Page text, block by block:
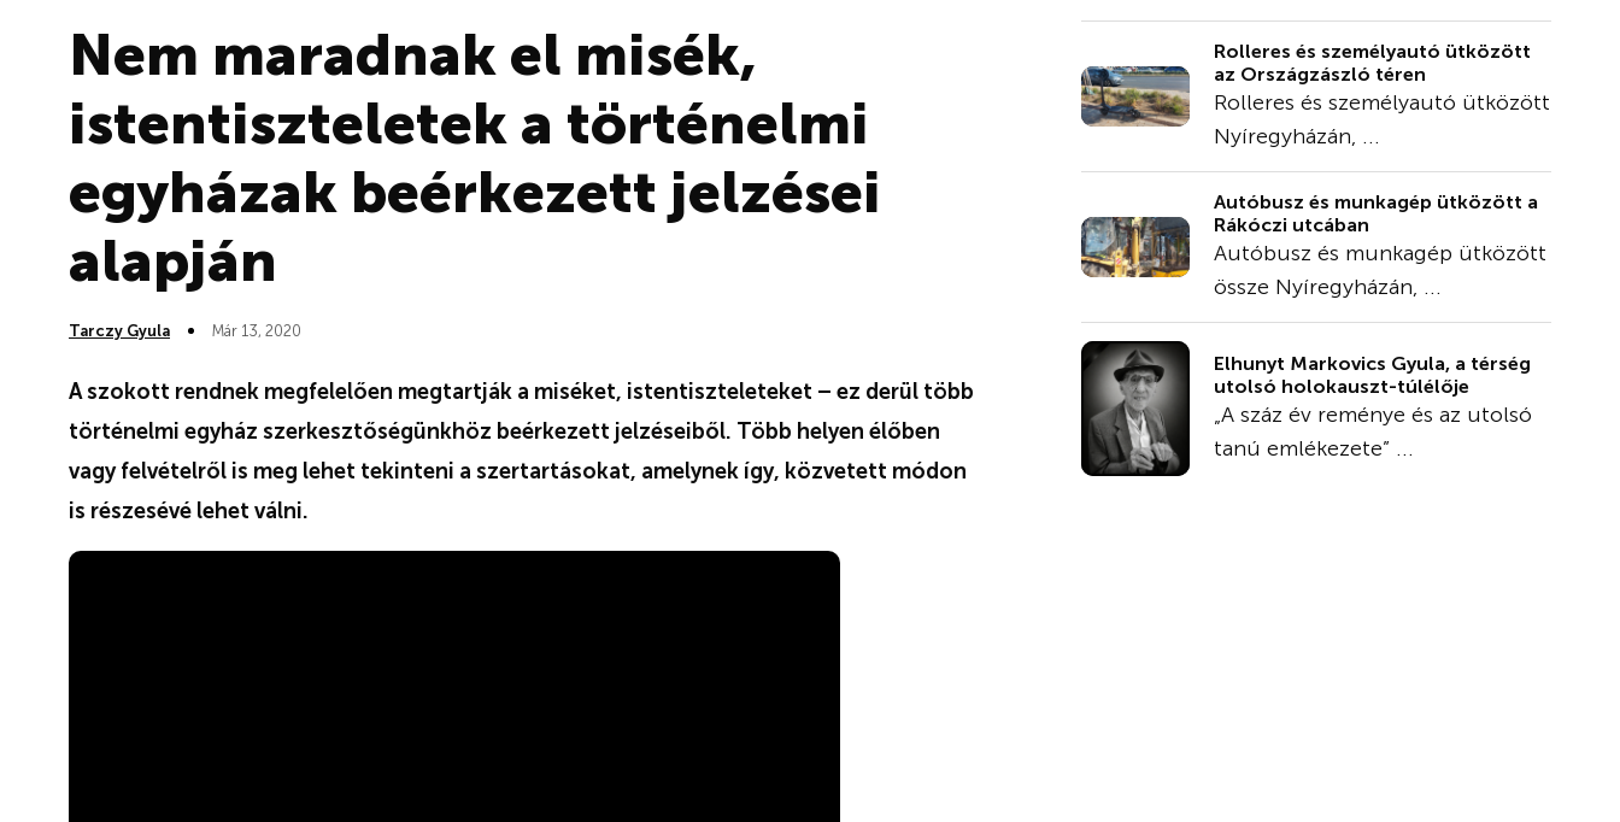
Nem maradnak el misék,
istentiszteletek a történelmi
egyházak beérkezett jelzései
alapján
Tarczy Gyula Már 13, 2020
A szokott rendnek megfelelően megtartják a miséket, istentiszteleteket – ez derül több
történelmi egyház szerkesztőségünkhöz beérkezett jelzéseiből. Több helyen élőben
vagy felvételről is meg lehet tekinteni a szertartásokat, amelynek így, közvetett módon
is részesévé lehet válni.
Rolleres és személyautó ütközött
az Országzászló téren
Rolleres és személyautó ütközött
Nyíregyházán, ...
Autóbusz és munkagép ütközött a
Rákóczi utcában
Autóbusz és munkagép ütközött
össze Nyíregyházán, ...
Elhunyt Markovics Gyula, a térség
utolsó holokauszt-túlélője
„A száz év reménye és az utolsó
tanú emlékezete” ...